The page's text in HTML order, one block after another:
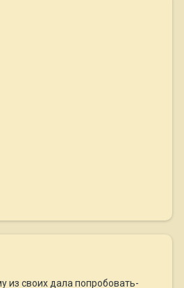
из своих дала попробовать-